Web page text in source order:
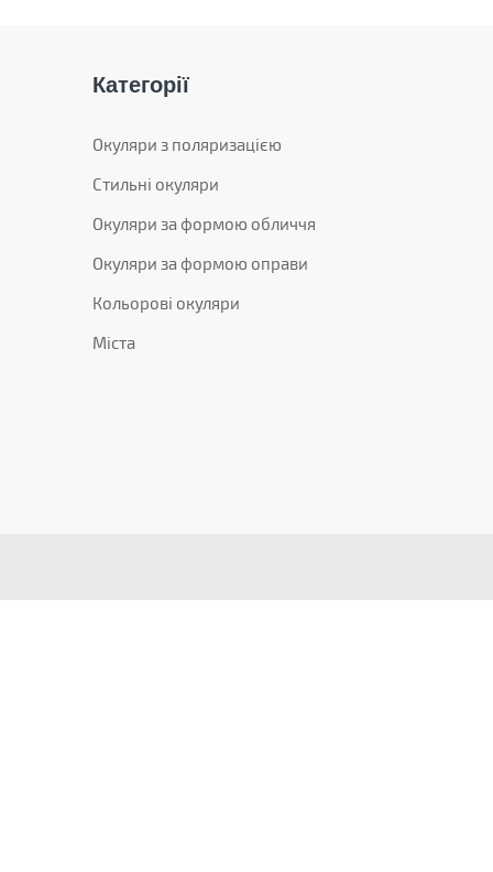
Категорії
Окуляри з поляризацією
Стильні окуляри
Окуляри за формою обличчя
Окуляри за формою оправи
Кольорові окуляри
Міста